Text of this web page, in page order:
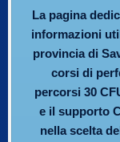
La pagina
informazioni
provincia di
corsi di
percorsi 30
e il supporto
nella scelta